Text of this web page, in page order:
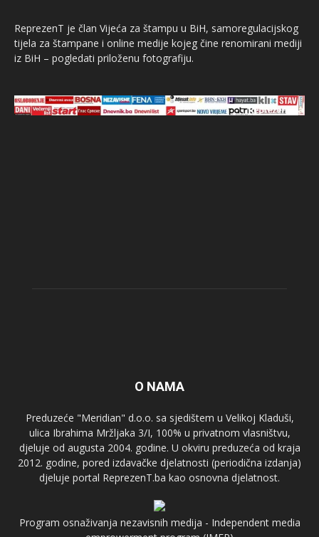
ReprezenT je član Vijeća za štampu u BiH, samoregulacijskog
tijela za štampane i online medije kojeg čine renomirani mediji
iz BiH – pogledati priloženu fotografiju.
O NAMA
Preduzeće "Meridian" d.o.o. sa sjedištem u Velikoj Kladuši,
ulica Ibrahima Mržljaka 3/I, 100% u privatnom vlasništvu,
djeluje od augusta 2004. godine. U okviru preduzeća od kraja
2012. godine, pored izdavačke djelatnosti (periodična izdanja)
djeluje portal ReprezenT.ba kao osnovna djelatnost.
Program osnaživanja nezavisnih medija - Independent media